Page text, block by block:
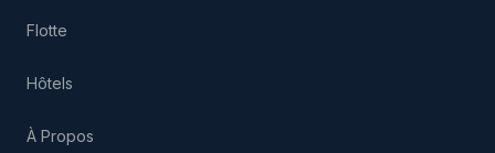
Flotte
Hôtels
À Propos